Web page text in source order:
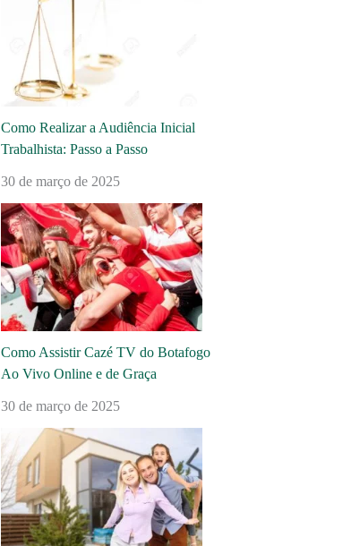
Como Realizar a Audiência Inicial
Trabalhista: Passo a Passo
30 de março de 2025
Como Assistir Cazé TV do Botafogo
Ao Vivo Online e de Graça
30 de março de 2025